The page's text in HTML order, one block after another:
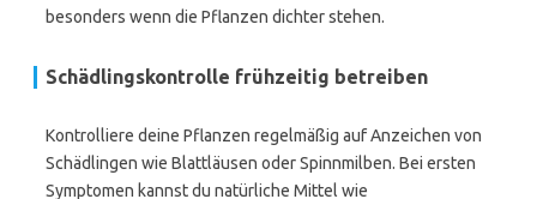
besonders wenn die Pflanzen dichter stehen.
Schädlingskontrolle frühzeitig betreiben
Kontrolliere deine Pflanzen regelmäßig auf Anzeichen von
Schädlingen wie Blattläusen oder Spinnmilben. Bei ersten
Symptomen kannst du natürliche Mittel wie